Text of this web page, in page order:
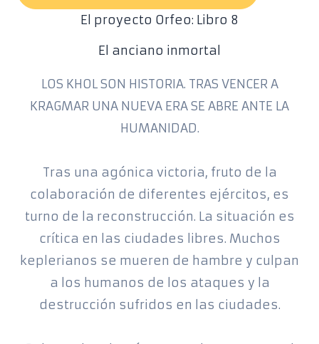
El proyecto Orfeo: Libro 8
El anciano inmortal
LOS KHOL SON HISTORIA. TRAS VENCER A
KRAGMAR UNA NUEVA ERA SE ABRE ANTE LA
HUMANIDAD.
Tras una agónica victoria, fruto de la
colaboración de diferentes ejércitos, es
turno de la reconstrucción. La situación es
crítica en las ciudades libres. Muchos
keplerianos se mueren de hambre y culpan
a los humanos de los ataques y la
destrucción sufridos en las ciudades.